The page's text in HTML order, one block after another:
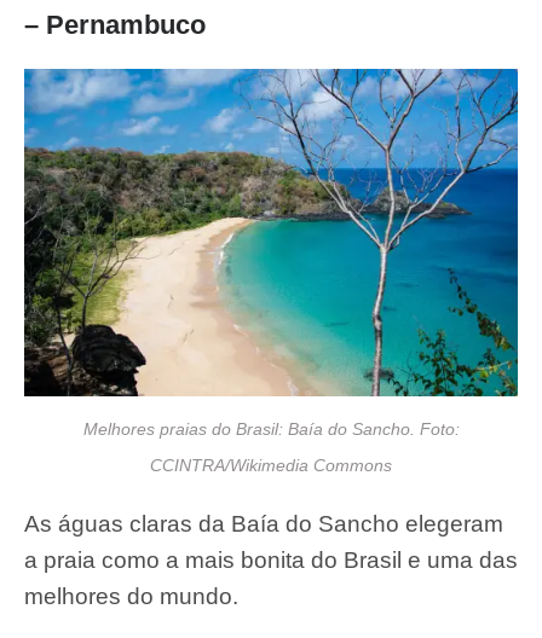
– Pernambuco
Melhores praias do Brasil: Baía do Sancho. Foto:
CCINTRA/Wikimedia Commons
As águas claras da Baía do Sancho elegeram
a praia como a mais bonita do Brasil e uma das
melhores do mundo.